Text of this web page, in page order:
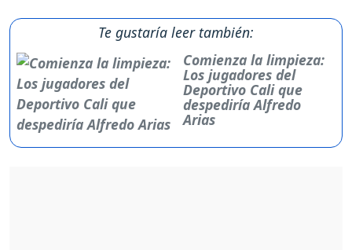
Te gustaría leer también:
Comienza la limpieza:
Los jugadores del
Deportivo Cali que
despediría Alfredo
Arias